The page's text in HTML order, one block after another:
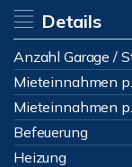
Details
Anzahl Garage /
Mieteinnahmen
Mieteinnahmen
Befeuerung
Heizung